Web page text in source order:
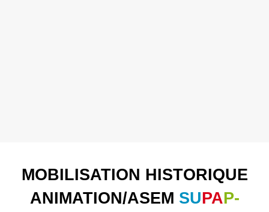
MOBILISATION HISTORIQUE
ANIMATION/ASEM SUPAP-